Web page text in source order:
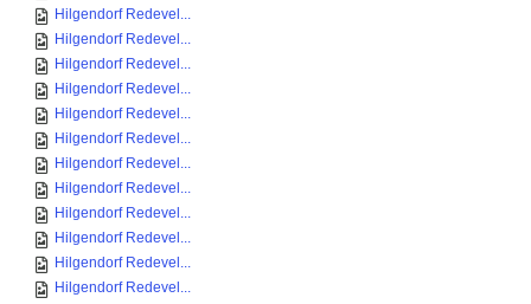
Hilgendorf Redevel...
Hilgendorf Redevel...
Hilgendorf Redevel...
Hilgendorf Redevel...
Hilgendorf Redevel...
Hilgendorf Redevel...
Hilgendorf Redevel...
Hilgendorf Redevel...
Hilgendorf Redevel...
Hilgendorf Redevel...
Hilgendorf Redevel...
Hilgendorf Redevel...